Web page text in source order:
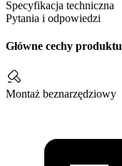
Specyfikacja techniczna
Pytania i odpowiedzi
Główne cechy produktu
Montaż beznarzędziowy